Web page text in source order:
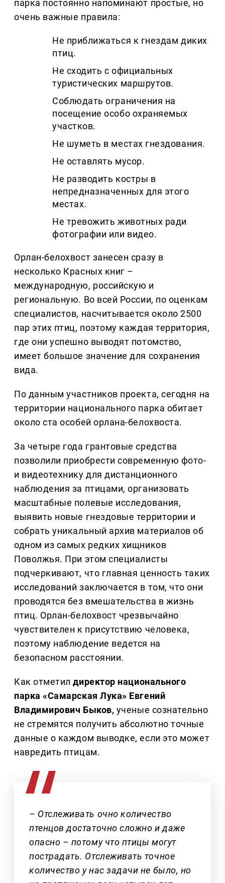
парка постоянно напоминают простые, но
очень важные правила:
Не приближаться к гнездам диких
птиц.
Не сходить с официальных
туристических маршрутов.
Соблюдать ограничения на
посещение особо охраняемых
участков.
Не шуметь в местах гнездования.
Не оставлять мусор.
Не разводить костры в
непредназначенных для этого
местах.
Не тревожить животных ради
фотографии или видео.
Орлан-белохвост занесен сразу в
несколько Красных книг –
международную, российскую и
региональную. Во всей России, по оценкам
специалистов, насчитывается около 2500
пар этих птиц, поэтому каждая территория,
где они успешно выводят потомство,
имеет большое значение для сохранения
вида.
По данным участников проекта, сегодня на
территории национального парка обитает
около ста особей орлана-белохвоста.
За четыре года грантовые средства
позволили приобрести современную фото-
и видеотехнику для дистанционного
наблюдения за птицами, организовать
масштабные полевые исследования,
выявить новые гнездовые территории и
собрать уникальный архив материалов об
одном из самых редких хищников
Поволжья. При этом специалисты
подчеркивают, что главная ценность таких
исследований заключается в том, что они
проводятся без вмешательства в жизнь
птиц. Орлан-белохвост чрезвычайно
чувствителен к присутствию человека,
поэтому наблюдение ведется на
безопасном расстоянии.
Как отметилдиректор национального
парка «Самарская Лука» Евгений
Владимирович Быков, ученые сознательно
не стремятся получить абсолютно точные
данные о каждом выводке, если это может
навредить птицам.
– Отслеживать очно количество
птенцов достаточно сложно и даже
опасно – потому что птицы могут
пострадать. Отслеживать точное
количество у нас задачи не было, но